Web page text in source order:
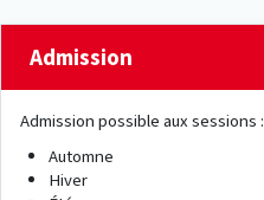
Admission
Admission possible aux sessions :
Automne
Hiver